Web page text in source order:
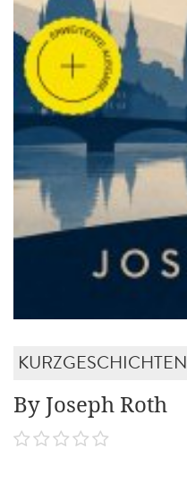
KURZGESCHICHTEN
By Joseph Roth